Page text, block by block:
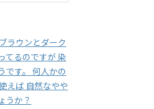
ラウンとダーク
てるのですが 染
です。 何人かの
えば 自然なやや
うか？